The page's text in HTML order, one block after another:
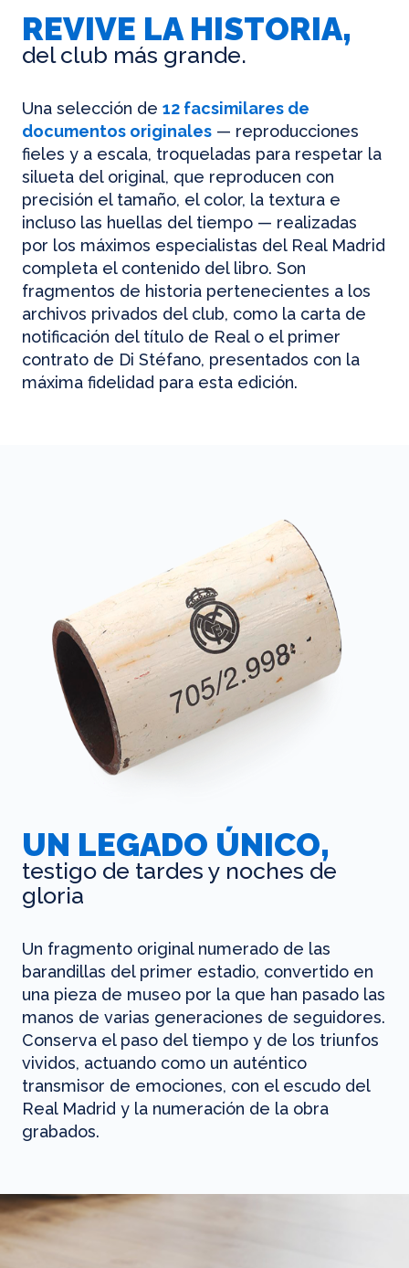
REVIVE LA HISTORIA,
del club más grande.
Una selección de 12 facsimilares de
documentos originales — reproducciones
fieles y a escala, troqueladas para respetar la
silueta del original, que reproducen con
precisión el tamaño, el color, la textura e
incluso las huellas del tiempo — realizadas
por los máximos especialistas del Real Madrid
completa el contenido del libro. Son
fragmentos de historia pertenecientes a los
archivos privados del club, como la carta de
notificación del título de Real o el primer
contrato de Di Stéfano, presentados con la
máxima fidelidad para esta edición.
UN LEGADO ÚNICO,
testigo de tardes y noches de
gloria
Un fragmento original numerado de las
barandillas del primer estadio, convertido en
una pieza de museo por la que han pasado las
manos de varias generaciones de seguidores.
Conserva el paso del tiempo y de los triunfos
vividos, actuando como un auténtico
transmisor de emociones, con el escudo del
Real Madrid y la numeración de la obra
grabados.